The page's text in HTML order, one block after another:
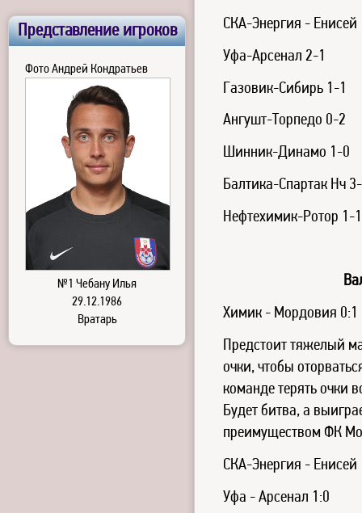
СКА-Энергия - Енисей
Уфа-Арсенал 2-1
Газовик-Сибирь 1-1
Ангушт-Торпедо 0-2
Шинник-Динамо 1-0
Балтика-Спартак Нч
Нефтехимик-Ротор 1-1
Химик - Мордовия 0:1
Предстоит тяжелый
очки, чтобы
команде терять очки
Будет битва, а
преимуществом ФК
СКА-Энергия - Енисей
Уфа - Арсенал 1:0
Представление игроков
Фото Андрей Кондратьев
№1 Чебану Илья
29.12.1986
Вратарь